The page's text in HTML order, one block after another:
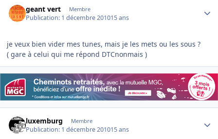
geant vert Membre
Publication: 1 décembre 201015 ans
je veux bien vider mes tunes, mais je les mets ou les sous ?
( gare à celui qui me répond DTCnonmais )
luxemburg Membre
Publication: 1 décembre 201015 ans